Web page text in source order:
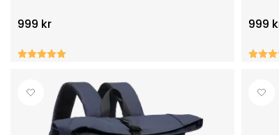
999 kr
Betyg:
999